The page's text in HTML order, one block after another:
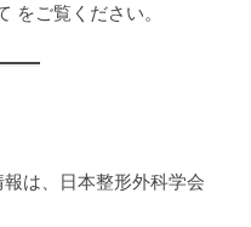
をご覧ください。
は、日本整形外科学会